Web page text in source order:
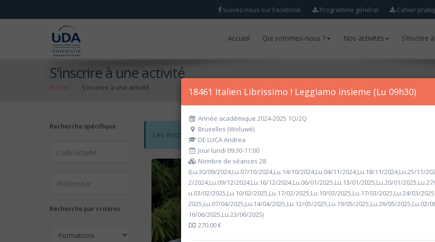
Suivez-nous sur Facebook Programme général Cahier
Accueil Qui sommes-nous ? Nos activités S’inscrire
Accueil Qui sommes-nous ? Nos activités S’inscrire
S'inscrire à une activité
Accueil S'inscrire à une activité
Recherche spécifique
Recherche par critères
Les inscriptions pour l'année académique 2026-2027 seront ouvertes
18461 Italien Librissimo ! Leggiamo insieme (Lu 09h30)
Année académique 2024-2025 1Q/2Q
Bruxelles (Woluwé)
DE LUCA Andrea
Jour lundi 09:30-11:00
Nombre de séances 28
(Lu.30/09/2024,Lu.07/10/2024,Lu.14/10/2024,Lu.04/11/2024,Lu.18/11/2024,Lu.25/11/
2/2024,Lu.09/12/2024,Lu.16/12/2024,Lu.06/01/2025,Lu.13/01/2025,Lu.20/01/
u.03/02/2025,Lu.10/02/2025,Lu.17/02/2025,Lu.10/03/2025,Lu.17/03/2025,Lu.24/03/
2025,Lu.07/04/2025,Lu.14/04/2025,Lu.12/05/2025,Lu.19/05/2025,Lu.26/05/2025,Lu.02/
16/06/2025,Lu.23/06/2025)
270.00 €